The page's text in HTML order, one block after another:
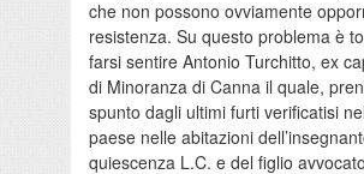
che non possono ovviamente
resistenza. Su questo problema è
farsi sentire Antonio Turchitto, ex
di Minoranza di Canna il quale,
spunto dagli ultimi furti verificatisi
paese nelle abitazioni
quiescenza L.C. e del figlio